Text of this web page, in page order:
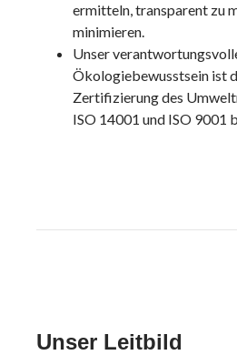
ermitteln, transparent zu
minimieren.
Unser
Ökologiebewusstsein ist
Zertifizierung des
ISO 14001 und ISO 9001
Unser Leitbild